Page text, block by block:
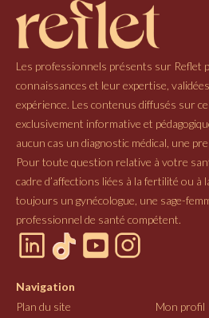
Les professionnels présents sur Reflet
connaissances et leur expertise,
expérience. Les contenus diffusés sur
exclusivement informative et
aucun cas un diagnostic médical, une
Pour toute question relative à votre
cadre d’affections liées à la fertilité ou à
toujours un gynécologue, une sage-
professionnel de santé compétent.
Navigation
Plan du site
Mon profil